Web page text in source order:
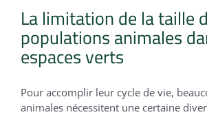
La limitation de la taille
populations animales
espaces verts
Pour accomplir leur cycle de vie,
animales nécessitent une certaine